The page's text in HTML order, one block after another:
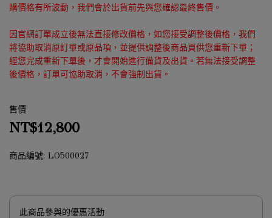
購價格有所波動，我們會於出貨前先與您確認最終售價。
因官網訂單成立後無法直接修改價格，如您接受調整後價格，我們
將協助取消原訂單或原品項，並提供調整後商品頁供您重新下單；
經您完成重新下單後，才會開始進行備貨及出貨。若無法接受調整
後價格，訂單可協助取消，不會強制出貨。
售價
NT$12,800
商品編號: LO500027
此商品參與的優惠活動